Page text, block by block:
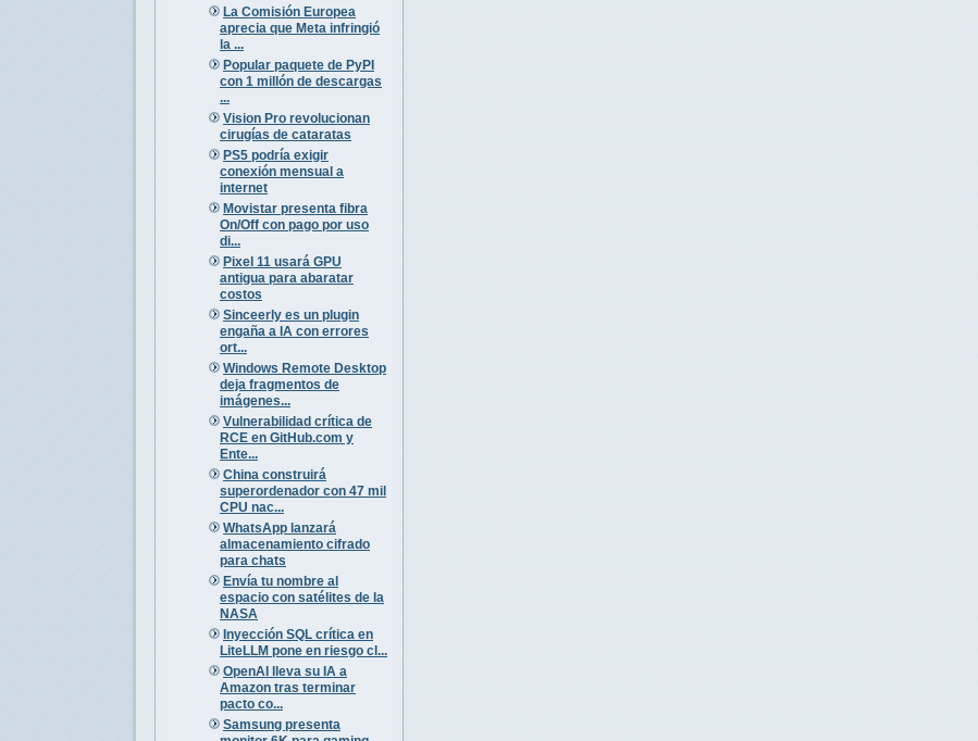
La Comisión Europea
aprecia que Meta infringió
la ...
Popular paquete de PyPI
con 1 millón de descargas
...
Vision Pro revolucionan
cirugías de cataratas
PS5 podría exigir
conexión mensual a
internet
Movistar presenta fibra
On/Off con pago por uso
di...
Pixel 11 usará GPU
antigua para abaratar
costos
Sinceerly es un plugin
engaña a IA con errores
ort...
Windows Remote Desktop
deja fragmentos de
imágenes...
Vulnerabilidad crítica de
RCE en GitHub.com y
Ente...
China construirá
superordenador con 47 mil
CPU nac...
WhatsApp lanzará
almacenamiento cifrado
para chats
Envía tu nombre al
espacio con satélites de la
NASA
Inyección SQL crítica en
LiteLLM pone en riesgo cl...
OpenAI lleva su IA a
Amazon tras terminar
pacto co...
Samsung presenta